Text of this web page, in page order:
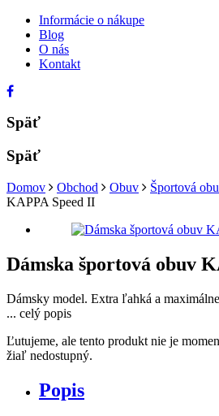
Informácie o nákupe
Blog
O nás
Kontakt
Späť
Späť
Domov Obchod Obuv Športová
KAPPA Speed II
Dámska športová obuv
Dámsky model. Extra ľahká a
... celý popis
Ľutujeme, ale tento produkt nie je
žiaľ nedostupný.
Popis